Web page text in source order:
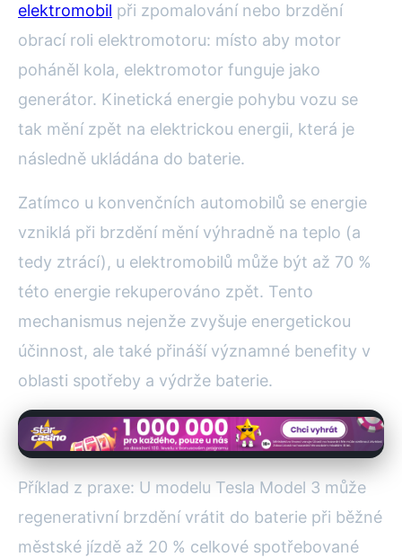
elektromobil při zpomalování nebo brzdění
obrací roli elektromotoru: místo aby motor
poháněl kola, elektromotor funguje jako
generátor. Kinetická energie pohybu vozu se
tak mění zpět na elektrickou energii, která je
následně ukládána do baterie.
Zatímco u konvenčních automobilů se energie
vzniklá při brzdění mění výhradně na teplo (a
tedy ztrácí), u elektromobilů může být až 70 %
této energie rekuperováno zpět. Tento
mechanismus nejenže zvyšuje energetickou
účinnost, ale také přináší významné benefity v
oblasti spotřeby a výdrže baterie.
Příklad z praxe: U modelu Tesla Model 3 může
regenerativní brzdění vrátit do baterie při běžné
městské jízdě až 20 % celkové spotřebované